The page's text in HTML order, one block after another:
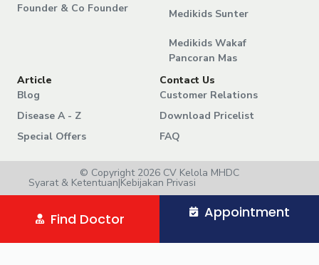
Founder & Co Founder
Medikids Sunter
Medikids Wakaf
Pancoran Mas
Article
Blog
Disease A - Z
Special Offers
Contact Us
Customer Relations
Download Pricelist
FAQ
© Copyright 2026 CV Kelola MHDC
Syarat & Ketentuan|Kebijakan Privasi
Find Doctor Appointment